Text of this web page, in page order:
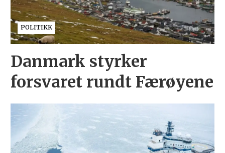
POLITIKK
Danmark styrker
forsvaret rundt Færøyene